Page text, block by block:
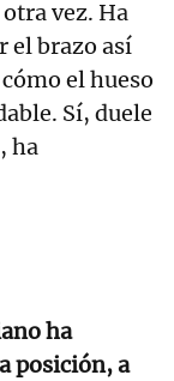
vez. Ha
el brazo así
el hueso
Sí, duele
ha
ha
posición, a